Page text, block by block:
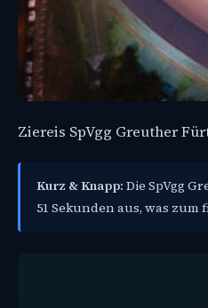
Ziereis SpVgg Greuther
Kurz & Knapp: Die SpVgg
51 Sekunden aus, was